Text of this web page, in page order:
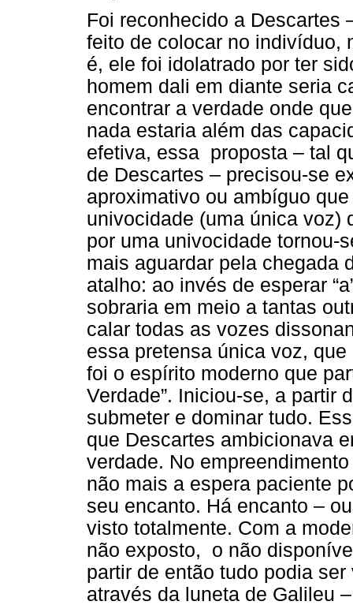
Foi reconhecido a Descartes
feito de colocar no indivíduo,
é, ele foi idolatrado por ter
homem dali em diante seria
encontrar a verdade onde
nada estaria além das
efetiva, essa proposta – tal
de Descartes – precisou-se
aproximativo ou ambíguo
univocidade (uma única voz)
por uma univocidade tornou-
mais aguardar pela chegada
atalho: ao invés de esperar
sobraria em meio a tantas
calar todas as vozes
essa pretensa única voz,
foi o espírito moderno que
Verdade”. Iniciou-se, a partir
submeter e dominar tudo.
que Descartes ambicionava
verdade. No
não mais a espera paciente
seu encanto. Há encanto –
visto totalmente. Com a
não exposto, o não
partir de então tudo podia
através da luneta de Galileu